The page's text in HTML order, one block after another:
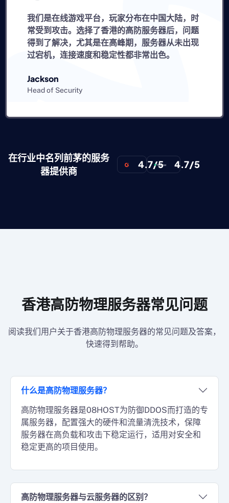
游戏平台，玩家分布在中国大陆，时
。选择了香港的高防服务器后，问题
，尤其是在高峰期，服务器从未出现
接速度和稳定性都非常出色。
对于全
的选择
们能专
在行业中名列前茅的服务
器提供商
4.7/5 4.7/5
香港高防物理服务器常见问题
阅读我们用户关于香港高防物理服务器的常见问题及答案，
快速得到帮助。
什么是高防物理服务器？
高防物理服务器是08HOST为防御DDOS而打造的专
属服务器，配置强大的硬件和流量清洗技术，保障
服务器在高负载和攻击下稳定运行，适用对安全和
稳定更高的项目使用。
高防物理服务器与云服务器的区别？